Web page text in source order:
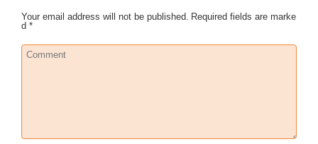
Your email address will not be published. Required fields are marke
d *